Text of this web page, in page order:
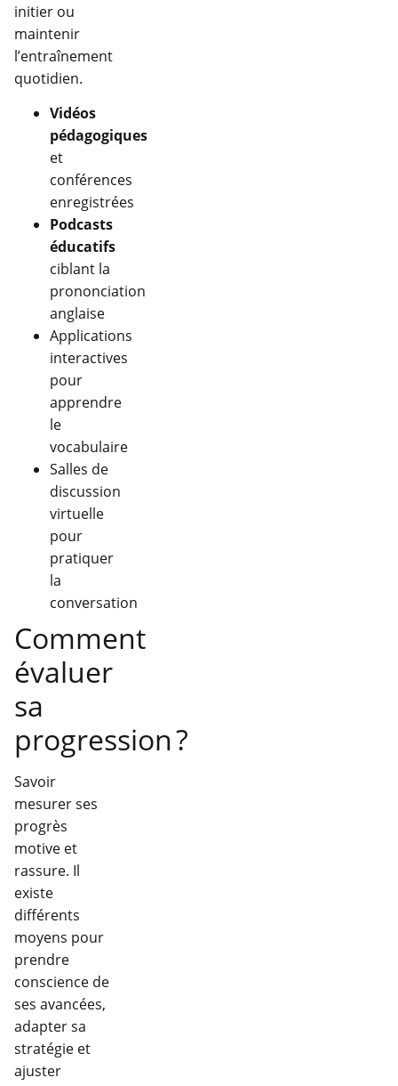
initier ou
maintenir
l’entraînement
quotidien.
Vidéos
pédagogiques
et
conférences
enregistrées
Podcasts
éducatifs
ciblant la
prononciation
anglaise
Applications
interactives
pour
apprendre
le
vocabulaire
Salles de
discussion
virtuelle
pour
pratiquer
la
conversation
Comment
évaluer
sa
progression ?
Savoir
mesurer ses
progrès
motive et
rassure. Il
existe
différents
moyens pour
prendre
conscience de
ses avancées,
adapter sa
stratégie et
ajuster